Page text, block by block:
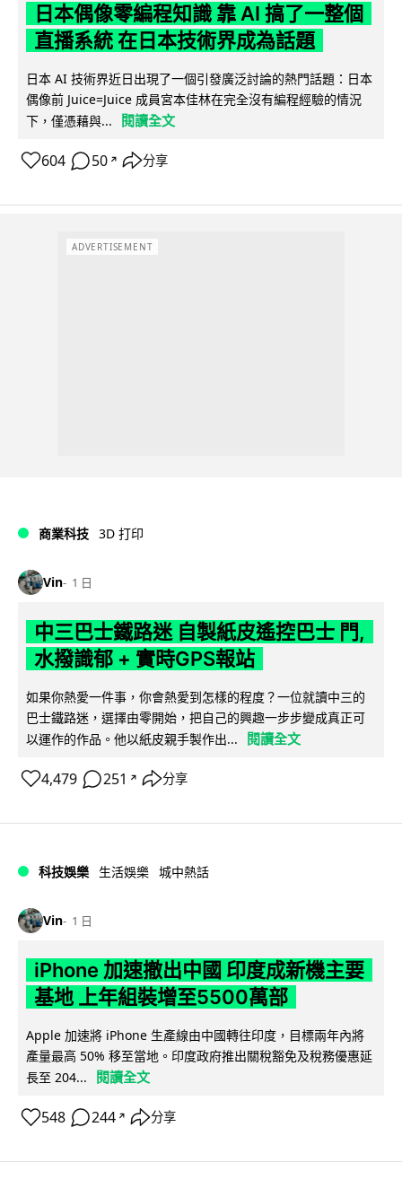
日本偶像零編程知識 靠 AI 搞了一整個
直播系統 在日本技術界成為話題
日本 AI 技術界近日出現了一個引發廣泛討論的熱門話題：日本
偶像前 Juice=Juice 成員宮本佳林在完全沒有編程經驗的情況
下，僅憑藉與...
閱讀全文
604 50 ↗ 分享
ADVERTISEMENT
商業科技 3D 打印
Vin 1 日
中三巴士鐵路迷 自製紙皮遙控巴士 門,
水撥識郁 + 實時GPS報站
如果你熱愛一件事，你會熱愛到怎樣的程度？一位就讀中三的
巴士鐵路迷，選擇由零開始，把自己的興趣一步步變成真正可
以運作的作品。他以紙皮親手製作出...
閱讀全文
4,479 251 ↗ 分享
科技娛樂 生活娛樂 城中熱話
Vin 1 日
iPhone 加速撤出中國 印度成新機主要
基地 上年組裝增至5500萬部
Apple 加速將 iPhone 生產線由中國轉往印度，目標兩年內將
產量最高 50% 移至當地。印度政府推出關稅豁免及稅務優惠延
長至 204...
閱讀全文
548 244 ↗ 分享